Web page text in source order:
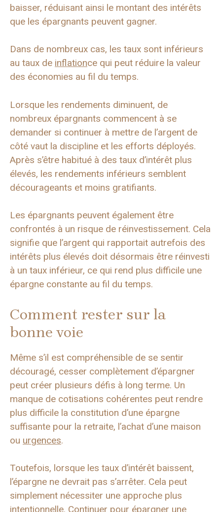
baisser, réduisant ainsi le montant des intérêts
que les épargnants peuvent gagner.
Dans de nombreux cas, les taux sont inférieurs
au taux de inflationce qui peut réduire la valeur
des économies au fil du temps.
Lorsque les rendements diminuent, de
nombreux épargnants commencent à se
demander si continuer à mettre de l’argent de
côté vaut la discipline et les efforts déployés.
Après s’être habitué à des taux d’intérêt plus
élevés, les rendements inférieurs semblent
décourageants et moins gratifiants.
Les épargnants peuvent également être
confrontés à un risque de réinvestissement. Cela
signifie que l’argent qui rapportait autrefois des
intérêts plus élevés doit désormais être réinvesti
à un taux inférieur, ce qui rend plus difficile une
épargne constante au fil du temps.
Comment rester sur la
bonne voie
Même s’il est compréhensible de se sentir
découragé, cesser complètement d’épargner
peut créer plusieurs défis à long terme. Un
manque de cotisations cohérentes peut rendre
plus difficile la constitution d’une épargne
suffisante pour la retraite, l’achat d’une maison
ou urgences.
Toutefois, lorsque les taux d’intérêt baissent,
l’épargne ne devrait pas s’arrêter. Cela peut
simplement nécessiter une approche plus
intentionnelle. Continuer pour épargner une